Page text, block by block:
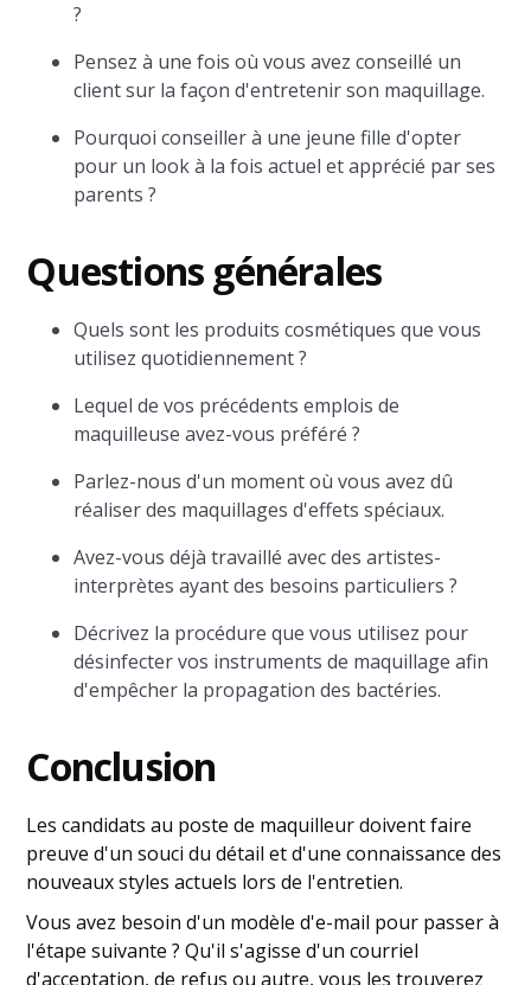
?
Pensez à une fois où vous avez conseillé un
client sur la façon d'entretenir son maquillage.
Pourquoi conseiller à une jeune fille d'opter
pour un look à la fois actuel et apprécié par ses
parents ?
Questions générales
Quels sont les produits cosmétiques que vous
utilisez quotidiennement ?
Lequel de vos précédents emplois de
maquilleuse avez-vous préféré ?
Parlez-nous d'un moment où vous avez dû
réaliser des maquillages d'effets spéciaux.
Avez-vous déjà travaillé avec des artistes-
interprètes ayant des besoins particuliers ?
Décrivez la procédure que vous utilisez pour
désinfecter vos instruments de maquillage afin
d'empêcher la propagation des bactéries.
Conclusion
Les candidats au poste de maquilleur doivent faire
preuve d'un souci du détail et d'une connaissance des
nouveaux styles actuels lors de l'entretien.
Vous avez besoin d'un modèle d'e-mail pour passer à
l'étape suivante ? Qu'il s'agisse d'un courriel
d'acceptation, de refus ou autre, vous les trouverez